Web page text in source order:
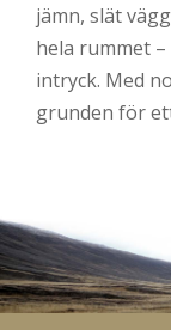
jämn, slät
hela rummet
intryck. Med
grunden för